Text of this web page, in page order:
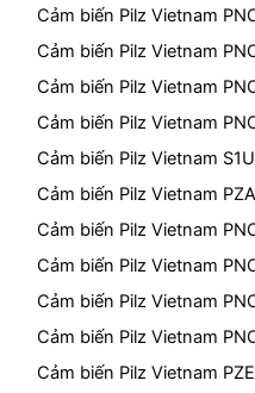
Cảm biến Pilz Vietnam
Cảm biến Pilz Vietnam
Cảm biến Pilz Vietnam
Cảm biến Pilz Vietnam
Cảm biến Pilz Vietnam
Cảm biến Pilz Vietnam
Cảm biến Pilz Vietnam
Cảm biến Pilz Vietnam
Cảm biến Pilz Vietnam
Cảm biến Pilz Vietnam
Cảm biến Pilz Vietnam